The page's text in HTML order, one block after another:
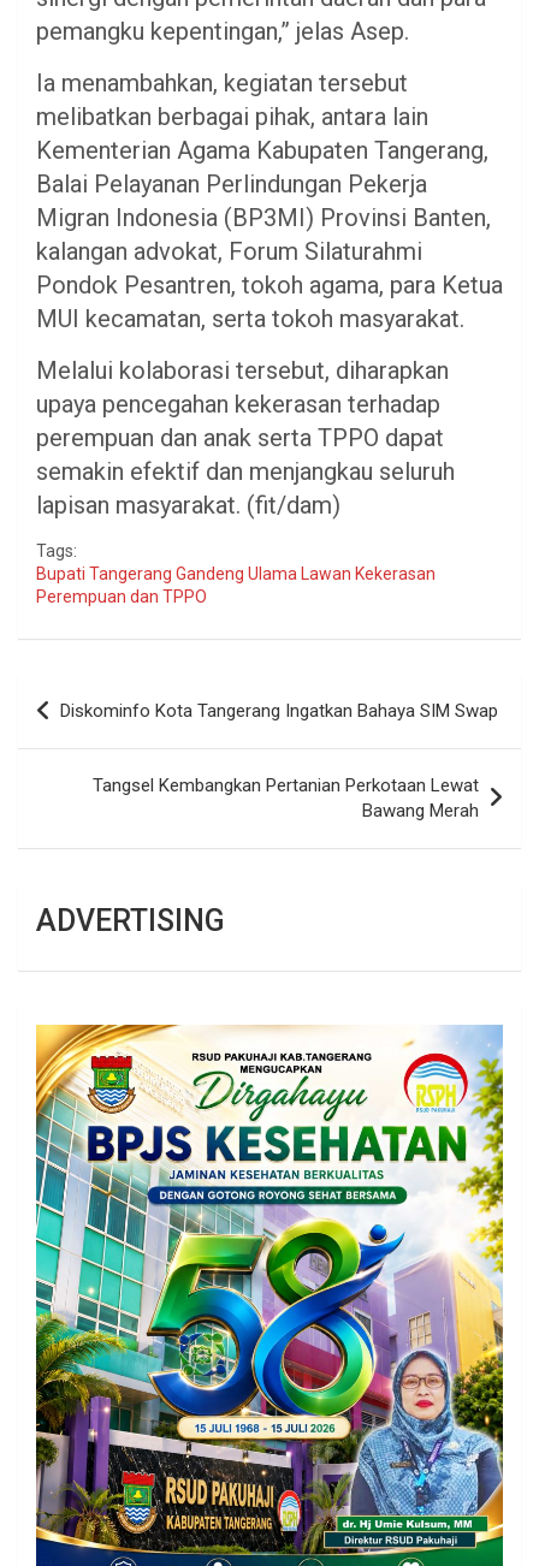
pemangku kepentingan,” jelas Asep.
Ia menambahkan, kegiatan tersebut
melibatkan berbagai pihak, antara lain
Kementerian Agama Kabupaten Tangerang,
Balai Pelayanan Perlindungan Pekerja
Migran Indonesia (BP3MI) Provinsi Banten,
kalangan advokat, Forum Silaturahmi
Pondok Pesantren, tokoh agama, para Ketua
MUI kecamatan, serta tokoh masyarakat.
Melalui kolaborasi tersebut, diharapkan
upaya pencegahan kekerasan terhadap
perempuan dan anak serta TPPO dapat
semakin efektif dan menjangkau seluruh
lapisan masyarakat. (fit/dam)
Tags:
Bupati Tangerang Gandeng Ulama Lawan Kekerasan
Perempuan dan TPPO
Navigasi
pos
Diskominfo Kota Tangerang Ingatkan Bahaya SIM Swap
Tangsel Kembangkan Pertanian Perkotaan Lewat
Bawang Merah
ADVERTISING